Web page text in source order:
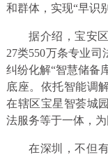
和群体，实现“早识
据介绍，宝安
27类550万条专业
纠纷化解“智慧储备
底座。依托智能调
在辖区宝星智荟城
法服务等于一体，
在深圳，不但